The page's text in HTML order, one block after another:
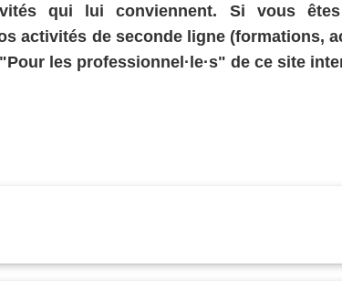
qui lui conviennent. Si vous êtes
activités de seconde ligne (formations,
les professionnel·le·s" de ce site